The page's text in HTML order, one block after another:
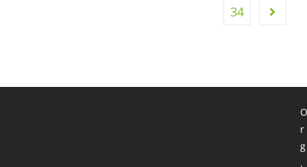
34
O
r
g
.